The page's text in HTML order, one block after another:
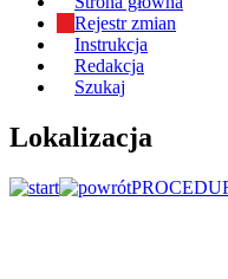
Rejestr zmian
Instrukcja
Redakcja
Szukaj
Lokalizacja